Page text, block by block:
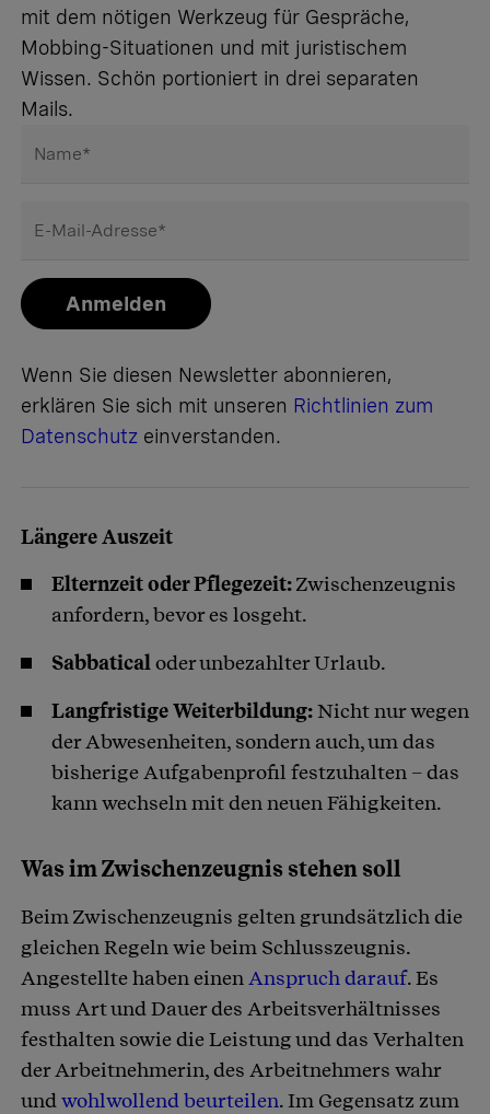
mit dem nötigen Werkzeug für Gespräche,
Mobbing-Situationen und mit juristischem
Wissen. Schön portioniert in drei separaten
Mails.
Name*
E-Mail-Adresse*
Anmelden
Wenn Sie diesen Newsletter abonnieren,
erklären Sie sich mit unseren Richtlinien zum
Datenschutz einverstanden.
Längere Auszeit
Elternzeit oder Pflegezeit:Zwischenzeugnis
anfordern, bevor es losgeht.
Sabbaticaloder unbezahlter Urlaub.
Langfristige Weiterbildung:Nicht nur wegen
der Abwesenheiten, sondern auch, um das
bisherige Aufgabenprofil festzuhalten – das
kann wechseln mit den neuen Fähigkeiten.
Was im Zwischenzeugnis stehen soll
Beim Zwischenzeugnis gelten grundsätzlich die
gleichen Regeln wie beim Schlusszeugnis.
Angestellte haben einenAnspruch darauf. Es
muss Art und Dauer des Arbeitsverhältnisses
festhalten sowie die Leistung und das Verhalten
der Arbeitnehmerin, des Arbeitnehmers wahr
undwohlwollend beurteilen. Im Gegensatz zum